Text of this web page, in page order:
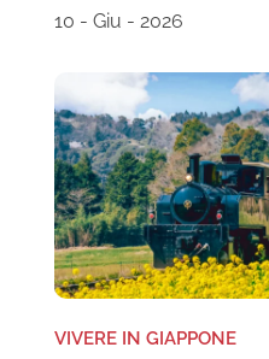
10 - Giu - 2026
VIVERE IN GIAPPONE